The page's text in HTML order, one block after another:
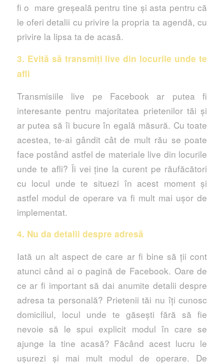
fi o mare greșeală pentru tine și asta pentru că
le oferi detalii cu privire la propria ta agendă, cu
privire la lipsa ta de acasă.
3. Evită să transmiți live din locurile unde te
afli
Transmisiile live pe Facebook ar putea fi
interesante pentru majoritatea prietenilor tăi și
ar putea să îi bucure în egală măsură. Cu toate
acestea, te-ai gândit cât de mult rău se poate
face postând astfel de materiale live din locurile
unde te afli? Îi vei ține la curent pe răufăcători
cu locul unde te situezi în acest moment și
astfel modul de operare va fi mult mai ușor de
implementat.
4. Nu da detalii despre adresă
Iată un alt aspect de care ar fi bine să ții cont
atunci când ai o pagină de Facebook. Oare de
ce ar fi important să dai anumite detalii despre
adresa ta personală? Prietenii tăi nu îți cunosc
domiciliul, locul unde te găsești fără să fie
nevoie să le spui explicit modul în care se
ajunge la tine acasă? Făcând acest lucru le
ușurezi și mai mult modul de operare. De